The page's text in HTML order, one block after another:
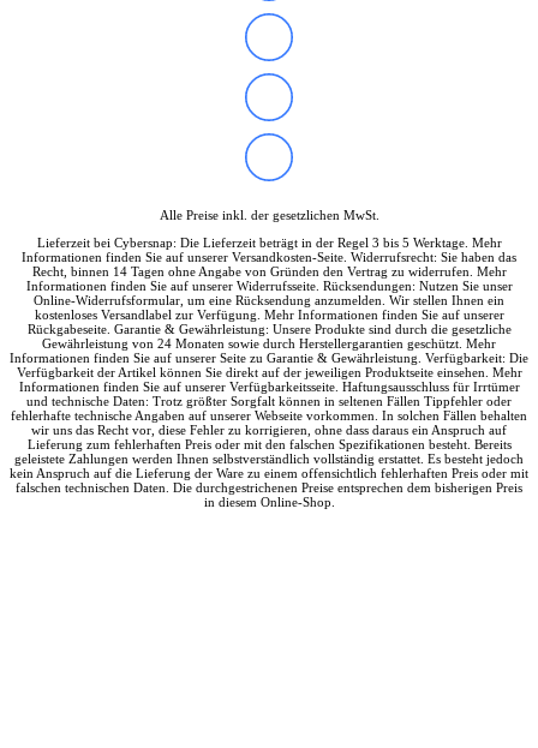
Alle Preise inkl. der gesetzlichen MwSt.
Lieferzeit bei Cybersnap: Die Lieferzeit beträgt in der Regel 3 bis 5 Werktage. Mehr
Informationen finden Sie auf unserer Versandkosten-Seite. Widerrufsrecht: Sie haben das
Recht, binnen 14 Tagen ohne Angabe von Gründen den Vertrag zu widerrufen. Mehr
Informationen finden Sie auf unserer Widerrufsseite. Rücksendungen: Nutzen Sie unser
Online-Widerrufsformular, um eine Rücksendung anzumelden. Wir stellen Ihnen ein
kostenloses Versandlabel zur Verfügung. Mehr Informationen finden Sie auf unserer
Rückgabeseite. Garantie & Gewährleistung: Unsere Produkte sind durch die gesetzliche
Gewährleistung von 24 Monaten sowie durch Herstellergarantien geschützt. Mehr
Informationen finden Sie auf unserer Seite zu Garantie & Gewährleistung. Verfügbarkeit: Die
Verfügbarkeit der Artikel können Sie direkt auf der jeweiligen Produktseite einsehen. Mehr
Informationen finden Sie auf unserer Verfügbarkeitsseite. Haftungsausschluss für Irrtümer
und technische Daten: Trotz größter Sorgfalt können in seltenen Fällen Tippfehler oder
fehlerhafte technische Angaben auf unserer Webseite vorkommen. In solchen Fällen behalten
wir uns das Recht vor, diese Fehler zu korrigieren, ohne dass daraus ein Anspruch auf
Lieferung zum fehlerhaften Preis oder mit den falschen Spezifikationen besteht. Bereits
geleistete Zahlungen werden Ihnen selbstverständlich vollständig erstattet. Es besteht jedoch
kein Anspruch auf die Lieferung der Ware zu einem offensichtlich fehlerhaften Preis oder mit
falschen technischen Daten. Die durchgestrichenen Preise entsprechen dem bisherigen Preis
in diesem Online-Shop.